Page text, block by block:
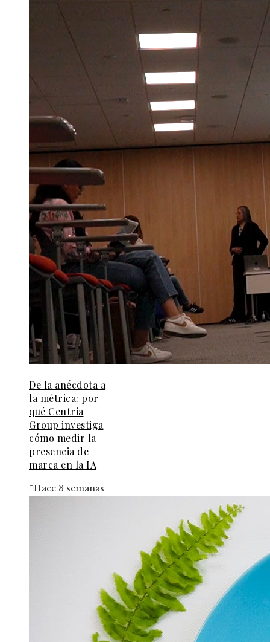
De la anécdota a
la métrica: por
qué Centria
Group investiga
cómo medir la
presencia de
marca en la IA
Hace 3 semanas